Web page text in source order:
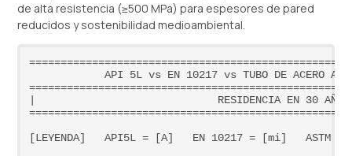
de alta resistencia (≥500 MPa) para espesores de pared
reducidos y sostenibilidad medioambiental.
            API 5L vs EN
10217 vs TUBO DE ACERO
|                             RESIDENCIA EN 30 AÑOS
[LEYENDA]   API5L = [A]   EN 10217 = [mi]   ASTM